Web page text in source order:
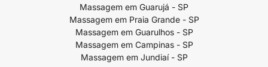
Massagem em Guarujá - SP
Massagem em Praia Grande - SP
Massagem em Guarulhos - SP
Massagem em Campinas - SP
Massagem em Jundiaí - SP